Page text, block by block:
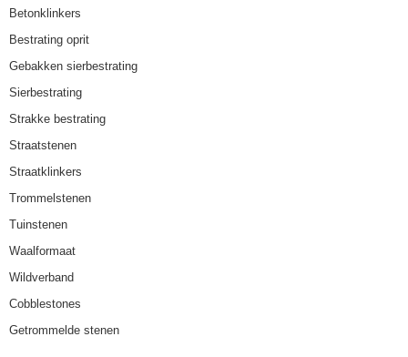
Betonklinkers
Bestrating oprit
Gebakken sierbestrating
Sierbestrating
Strakke bestrating
Straatstenen
Straatklinkers
Trommelstenen
Tuinstenen
Waalformaat
Wildverband
Cobblestones
Getrommelde stenen